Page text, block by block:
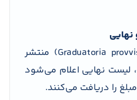
نهایی
ابتدا لیست موقت (Graduatoria provvisoria) منتشر
نهایی اعلام می‌شود
را دریافت می‌کنند.